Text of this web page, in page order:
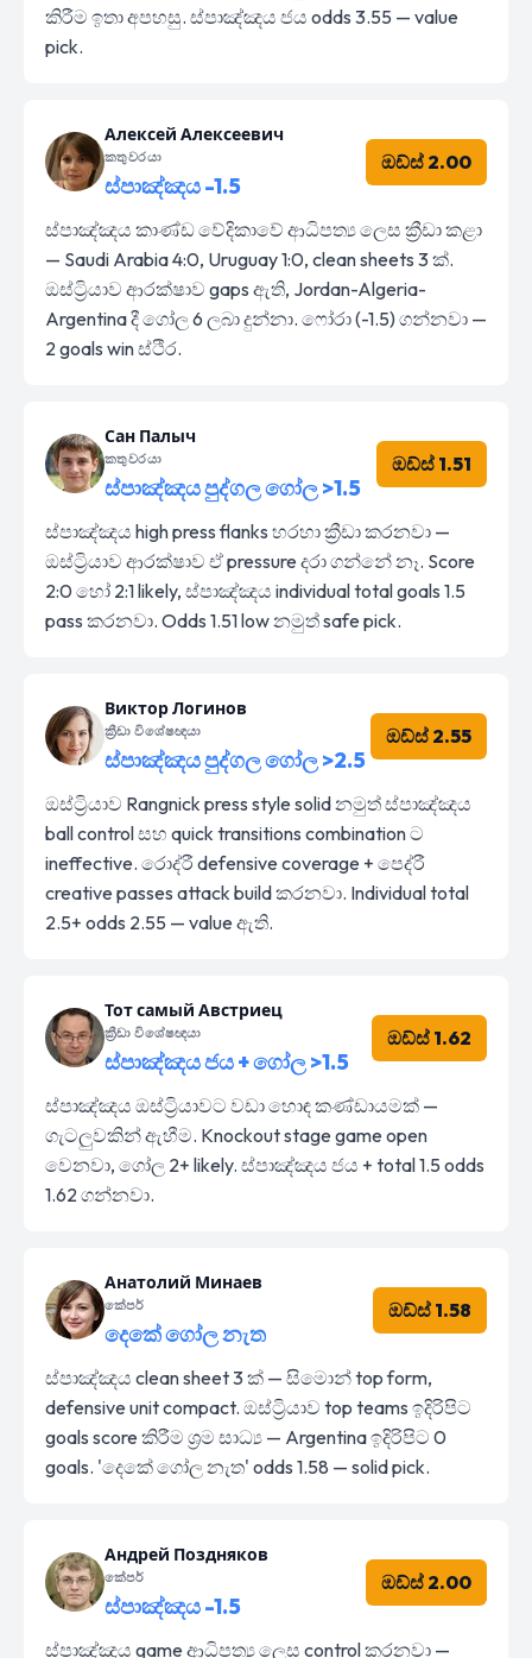
කිරීම ඉතා අපහසු. ස්පාඤ්ඤය ජය odds 3.55 — value
pick.
Алексей Алексеевич
කතුවරයා
ස්පාඤ්ඤය -1.5
ඔඩ්ස් 2.00
ස්පාඤ්ඤය කාණ්ඩ වේදිකාවේ ආධිපත්‍ය ලෙස ක්‍රීඩා කළා
— Saudi Arabia 4:0, Uruguay 1:0, clean sheets 3 ක්.
ඔස්ට්‍රියාව ආරක්ෂාව gaps ඇති, Jordan-Algeria-
Argentina දී ගෝල 6 ලබා දුන්නා. ෆෝරා (-1.5) ගන්නවා —
2 goals win ස්ථිර.
Сан Палыч
කතුවරයා
ස්පාඤ්ඤය පුද්ගල ගෝල >1.5
ඔඩ්ස් 1.51
ස්පාඤ්ඤය high press flanks හරහා ක්‍රීඩා කරනවා —
ඔස්ට්‍රියාව ආරක්ෂාව ඒ pressure දරා ගන්නේ නෑ. Score
2:0 හෝ 2:1 likely, ස්පාඤ්ඤය individual total goals 1.5
pass කරනවා. Odds 1.51 low නමුත් safe pick.
Виктор Логинов
ක්‍රීඩා විශේෂඥයා
ස්පාඤ්ඤය පුද්ගල ගෝල >2.5
ඔඩ්ස් 2.55
ඔස්ට්‍රියාව Rangnick press style solid නමුත් ස්පාඤ්ඤය
ball control සහ quick transitions combination ට
ineffective. රොද්රී defensive coverage + පෙද්රී
creative passes attack build කරනවා. Individual total
2.5+ odds 2.55 — value ඇති.
Тот самый Австриец
ක්‍රීඩා විශේෂඥයා
ස්පාඤ්ඤය ජය + ගෝල >1.5
ඔඩ්ස් 1.62
ස්පාඤ්ඤය ඔස්ට්‍රියාවට වඩා හොඳ කණ්ඩායමක් —
ගැටලුවකින් ඇහීම. Knockout stage game open
වෙනවා, ගෝල 2+ likely. ස්පාඤ්ඤය ජය + total 1.5 odds
1.62 ගන්නවා.
Анатолий Минаев
කේපර්
දෙකේ ගෝල නැත
ඔඩ්ස් 1.58
ස්පාඤ්ඤය clean sheet 3 ක් — සිමොන් top form,
defensive unit compact. ඔස්ට්‍රියාව top teams ඉදිරිපිට
goals score කිරීම ශ්‍රම සාධ්‍ය — Argentina ඉදිරිපිට 0
goals. 'දෙකේ ගෝල නැත' odds 1.58 — solid pick.
Андрей Поздняков
කේපර්
ස්පාඤ්ඤය -1.5
ඔඩ්ස් 2.00
ස්පාඤ්ඤය game ආධිපත්‍ය ලෙස control කරනවා —